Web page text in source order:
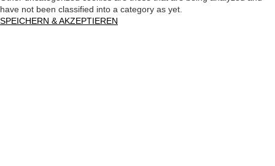
have not been classified into a category as yet.
SPEICHERN & AKZEPTIEREN